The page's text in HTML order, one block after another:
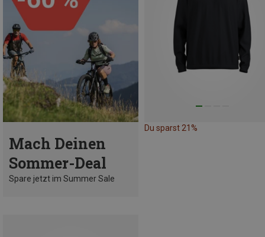
Mach Deinen
Sommer-Deal
Spare jetzt im Summer Sale
Du sparst 21%